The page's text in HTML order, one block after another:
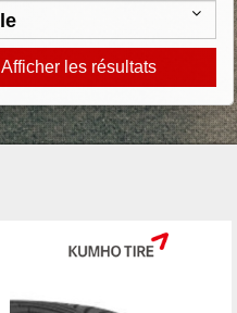
Afficher les résultats